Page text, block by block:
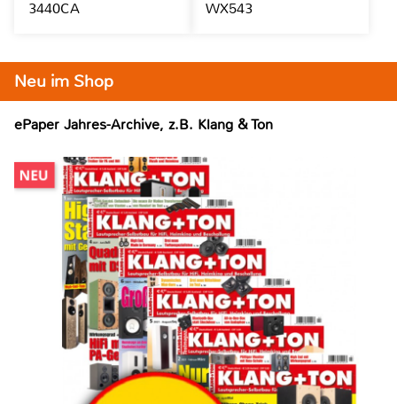
Neu im Shop
ePaper Jahres-Archive, z.B. Klang & Ton
3440CA WX543